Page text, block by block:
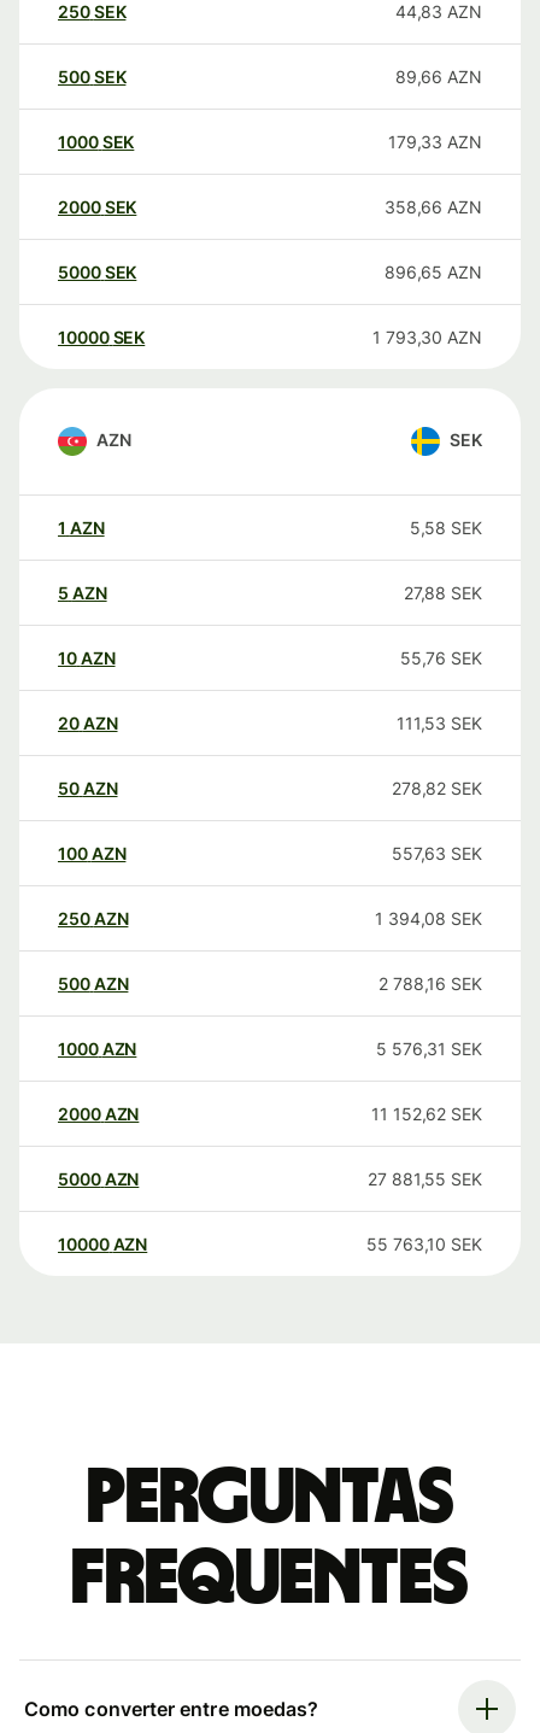
250SEK 44,83 AZN
500SEK 89,66 AZN
1000SEK 179,33 AZN
2000SEK 358,66 AZN
5000SEK 896,65 AZN
10000 SEK 1 793,30 AZN
AZN SEK
1 AZN 5,58 SEK
5 AZN 27,88 SEK
10AZN 55,76 SEK
20AZN 111,53 SEK
50AZN 278,82 SEK
100AZN 557,63 SEK
250AZN 1 394,08 SEK
500AZN 2 788,16 SEK
1000AZN 5 576,31 SEK
2000AZN 11 152,62 SEK
5000AZN 27 881,55 SEK
10000 AZN 55 763,10 SEK
Perguntas
frequentes
Como converter entre moedas?